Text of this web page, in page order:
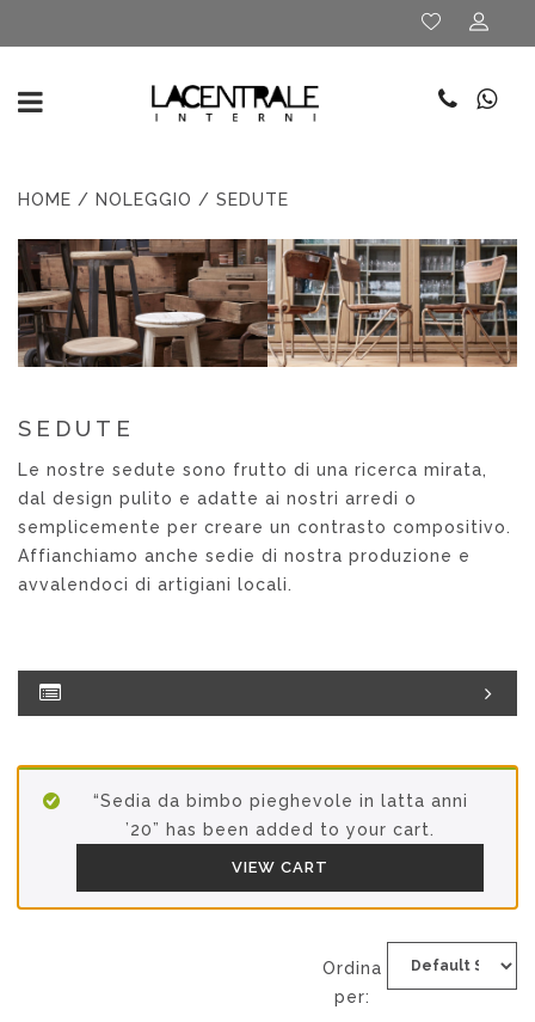
HOME / NOLEGGIO / SEDUTE
SEDUTE
Le nostre sedute sono frutto di una ricerca mirata,
dal design pulito e adatte ai nostri arredi o
semplicemente per creare un contrasto compositivo.
Affianchiamo anche sedie di nostra produzione e
avvalendoci di artigiani locali.
“Sedia da bimbo pieghevole in latta anni
’20” has been added to your cart.
VIEW CART
Ordina
per: